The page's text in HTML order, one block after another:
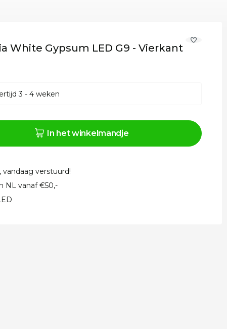
White Gypsum LED G9 - Vierkant
3 - 4 weken
In het winkelmandje
vandaag verstuurd!
NL vanaf €50,-